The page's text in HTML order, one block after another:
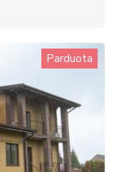
Parduota